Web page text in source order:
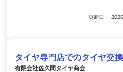
更新日：
タイヤ専門店でのタイヤ交
有限会社佐久間タイヤ商会